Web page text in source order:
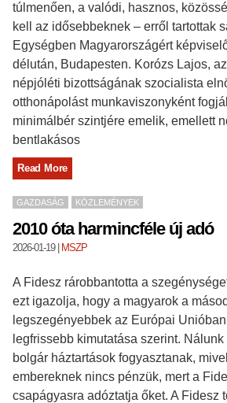
túlmenően, a valódi, hasznos,
kell az idősebbeknek – erről tartottak
Egységben Magyarországért
délután, Budapesten. Korózs Lajos,
népjóléti bizottságának szocialista
otthonápolást munkaviszonyként
minimálbér szintjére emelik, emellett
bentlakásos
Read More
GAZDASÁG KÖZLEMÉNYEK
2010 óta harmincféle új adó
2026-01-19| MSZP
A Fidesz rárobbantotta a
ezt igazolja, hogy a magyarok a
legszegényebbek az Európai
legfrissebb kimutatása szerint.
bolgár háztartások fogyasztanak,
embereknek nincs pénzük, mert a
csapágyasra adóztatja őket. A Fidesz